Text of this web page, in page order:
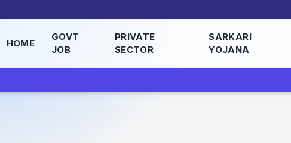
HOME
GOVT
JOB
PRIVATE
SECTOR
SARKARI
YOJANA
Bank of